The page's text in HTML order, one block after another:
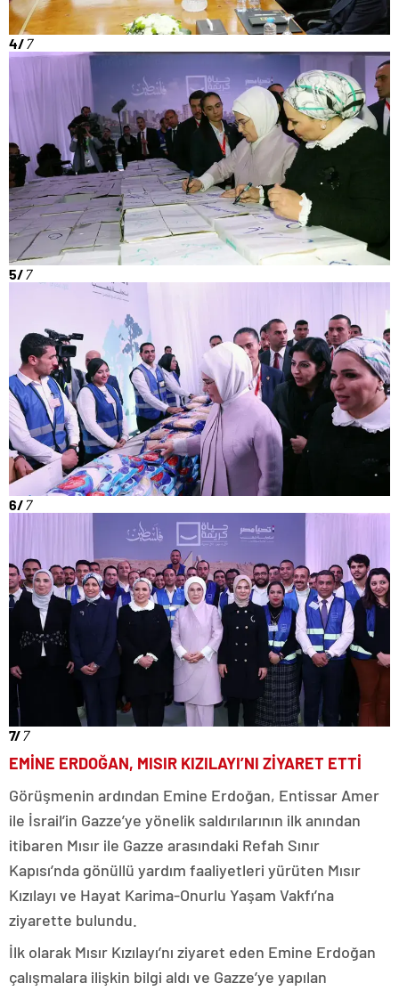
4/ 7
5/ 7
6/ 7
7/ 7
EMİNE ERDOĞAN, MISIR KIZILAYI’NI ZİYARET ETTİ
Görüşmenin ardından Emine Erdoğan, Entissar Amer
ile İsrail’in Gazze’ye yönelik saldırılarının ilk anından
itibaren Mısır ile Gazze arasındaki Refah Sınır
Kapısı’nda gönüllü yardım faaliyetleri yürüten Mısır
Kızılayı ve Hayat Karima-Onurlu Yaşam Vakfı’na
ziyarette bulundu.
İlk olarak Mısır Kızılayı’nı ziyaret eden Emine Erdoğan
çalışmalara ilişkin bilgi aldı ve Gazze’ye yapılan